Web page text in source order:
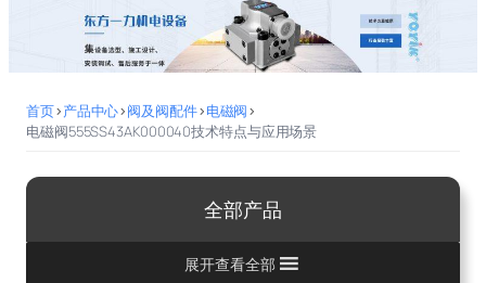
首页>产品中心>阀及阀配件>电磁阀>
电磁阀555SS43AK000040技术特点与应用场景
全部产品
展开查看全部